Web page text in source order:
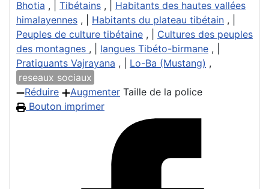
Bhotia , | Tibétains , | Habitants des hautes vallées
himalayennes , | Habitants du plateau tibétain , |
Peuples de culture tibétaine , | Cultures des peuples
des montagnes , | langues Tibéto-birmane , |
Pratiquants Vajrayana , | Lo-Ba (Mustang) ,
reseaux sociaux
Réduire
Augmenter Taille de la police
Bouton imprimer